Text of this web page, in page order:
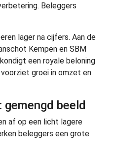
Beleggers
lager na cijfers. Aan de
Kempen en SBM
een royale beloning
groei in omzet en
gemengd beeld
af op een licht lagere
beleggers een grote